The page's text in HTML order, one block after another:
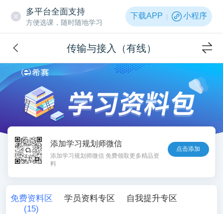
多平台全面支持
方便选课，随时随地学习
下载APP 小程序
传输与接入（有线）
添加学习规划师微信
添加学习规划师微信 免费领取更多精品资
料
点击添加
免费资料区
(15)
学员资料专区 自我提升专区